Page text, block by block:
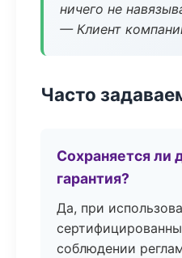
ничего не
— Клиент
Часто
Сохраняется ли
гарантия?
Да, при
соблюдении